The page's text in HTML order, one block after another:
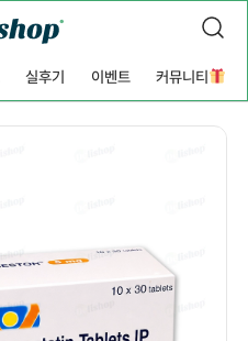
실후기 이벤트 커뮤니티